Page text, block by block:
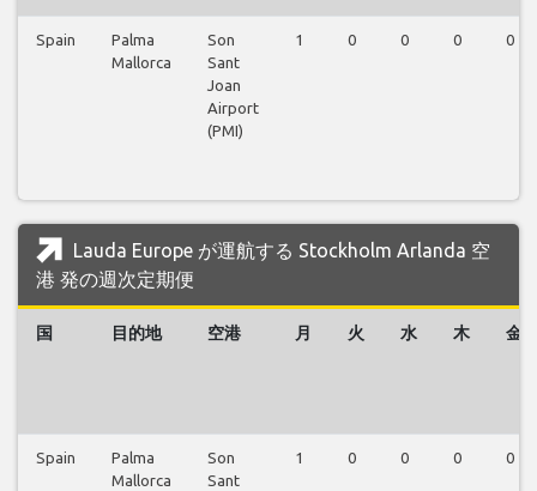
Spain
Palma
Mallorca
Son
Sant
Joan
Airport
(PMI)
1 0 0 0 0
Lauda Europe が運航する Stockholm Arlanda 空
港 発の週次定期便
国 目的地 空港 月 火 水 木 金
Spain
Palma
Mallorca
Son
Sant
1 0 0 0 0